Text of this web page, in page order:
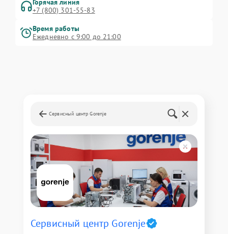
Горячая линия
+7 (800) 301-55-83
Время работы
Ежедневно с 9:00 до 21:00
Сервисный центр Gorenje
Сервисный центр Gorenje